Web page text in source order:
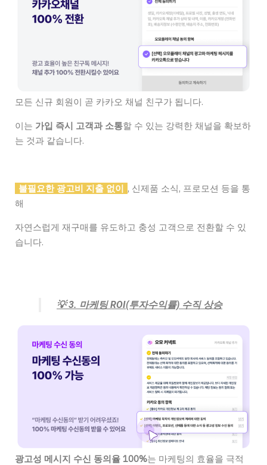
모든 신규 회원이 곧 카카오 채널 친구가 됩니다.
이는 가입 즉시 고객과 소통할 수 있는 강력한 채널을 확보하
는 것과 같습니다.
불필요한 광고비 지출 없이 , 신제품 소식, 프로모션 등을 통
해
자연스럽게 재구매를 유도하고 충성 고객으로 전환할 수 있
습니다.
💡3. 마케팅 ROI(투자수익률) 수직 상승
광고성 메시지 수신 동의율 100%는 마케팅의 효율을 극적